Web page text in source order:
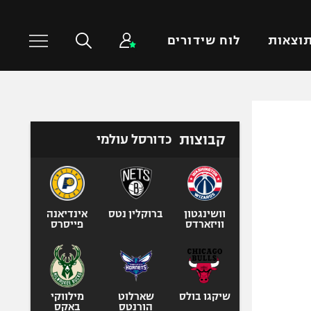
תוצאות לוח שידורים
טניס
כדורעף
אגרוף
ספורט אולימפי
קבוצות כדורסל עולמי
וושינגטון
וויזארדס
ברוקלין נטס
אינדיאנה
פייסרס
שיקגו בולס
שארלוט
הורנטס
מילווקי
באקס